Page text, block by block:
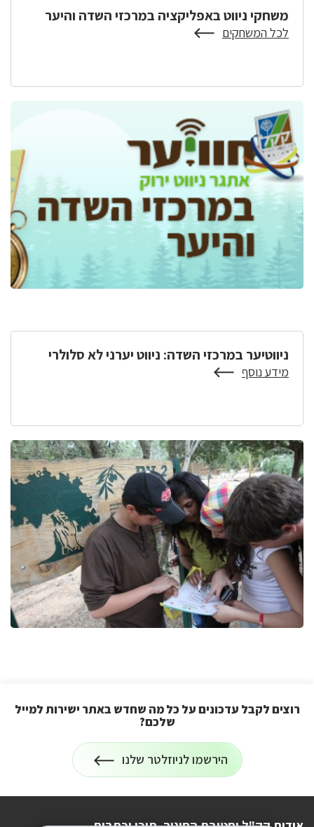
משחקי ניווט באפליקציה במרכזי השדה והיער
לכל המשחקים
על
באפליקציה
השדה
והיער
ניווטיער במרכזי השדה: ניווט יערני לא סלולרי
מידע נוסף
על
השדה:
ניווט
יערני
לא
סלולרי
הרשמה
לניוזלטר
רוצים לקבל עדכונים על כל מה שחדש באתר ישירות למייל
שלכם?
הירשמו לניוזלטר שלנו
על
רוצים